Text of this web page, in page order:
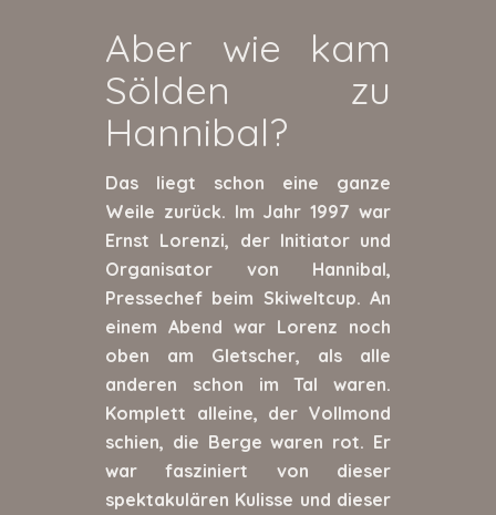
Aber wie kam
Sölden zu
Hannibal?
Das liegt schon eine ganze
Weile zurück. Im Jahr 1997 war
Ernst Lorenzi, der Initiator und
Organisator von Hannibal,
Pressechef beim Skiweltcup. An
einem Abend war Lorenz noch
oben am Gletscher, als alle
anderen schon im Tal waren.
Komplett alleine, der Vollmond
schien, die Berge waren rot. Er
war fasziniert von dieser
spektakulären Kulisse und dieser